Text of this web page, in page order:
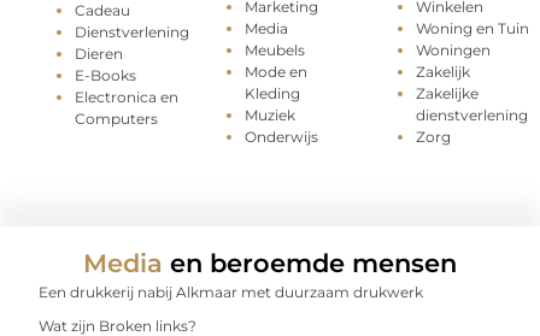
Cadeau
Dienstverlening
Dieren
E-Books
Electronica en
Computers
Marketing
Media
Meubels
Mode en
Kleding
Muziek
Onderwijs
Winkelen
Woning en Tuin
Woningen
Zakelijk
Zakelijke
dienstverlening
Zorg
Media en beroemde mensen
Een drukkerij nabij Alkmaar met duurzaam drukwerk
Wat zijn Broken links?